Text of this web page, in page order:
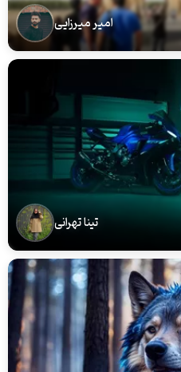
امیر میرزایی
تینا تهرانی